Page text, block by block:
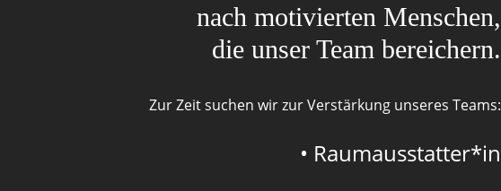
nach motivierten Menschen,
die unser Team bereichern.
Zur Zeit suchen wir zur Verstärkung unseres Teams:
• Raumausstatter*in